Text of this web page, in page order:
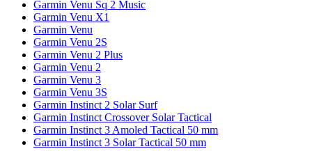
Garmin Venu Sq 2 Music
Garmin Venu X1
Garmin Venu
Garmin Venu 2S
Garmin Venu 2 Plus
Garmin Venu 2
Garmin Venu 3
Garmin Venu 3S
Garmin Instinct 2 Solar Surf
Garmin Instinct Crossover Solar Tactical
Garmin Instinct 3 Amoled Tactical 50 mm
Garmin Instinct 3 Solar Tactical 50 mm